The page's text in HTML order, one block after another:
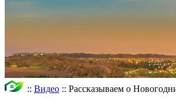
:: Видео :: Рассказываем о